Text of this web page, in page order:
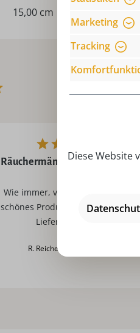
15,00 cm
Räuchermännchen Miniwichtel
Wie immer, vollste Zufriedenheit,
schönes Produkt, schnelle
Lieferung. Danke.
R. Reichelt am 2021.09.05
Marketing
Tracking
Diese Website